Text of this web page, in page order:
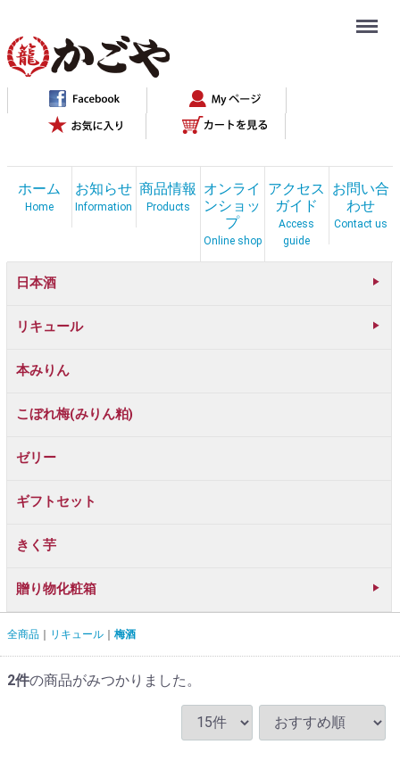
ホーム
Home
お知らせ
Information
商品情報
Products
オンライ
ンショッ
プ
Online shop
アクセス
ガイド
Access
guide
お問い合
わせ
Contact us
Menu
日本酒
リキュール
本みりん
こぼれ梅(みりん粕)
ゼリー
ギフトセット
きく芋
贈り物化粧箱
全商品 リキュール 梅酒
2件の商品がみつかりました。